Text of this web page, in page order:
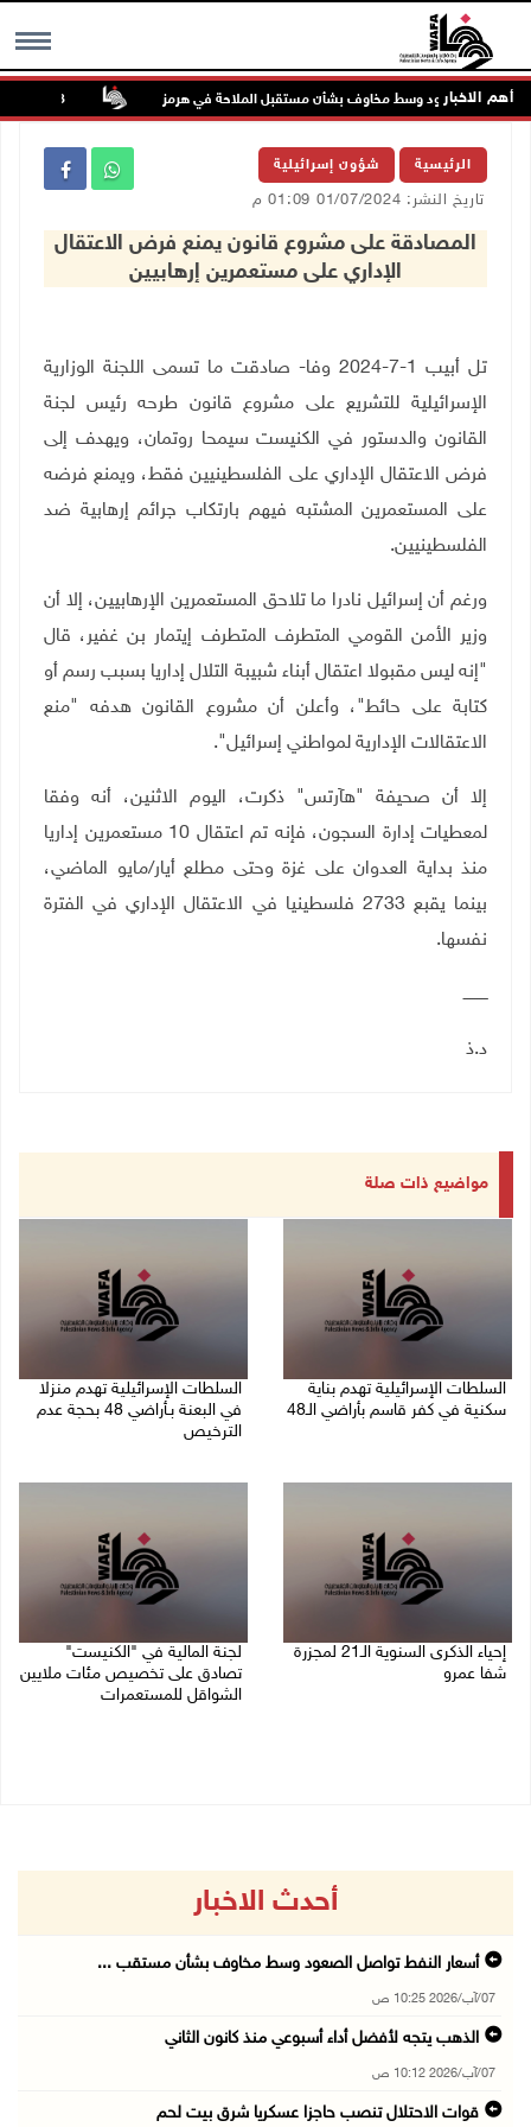
MENU أهم الاخبار
تواصل الصعود وسط مخاوف بشأن مستقبل الملاحة في هرمز 48 إصابة منذ بدء عدوان الاحتلال على مخيم قلنديا وكفر عقب شمال القدس
الرئيسية شؤون إسرائيلية
تاريخ النشر: 01/07/2024 01:09 م
المصادقة على مشروع قانون يمنع فرض الاعتقال
الإداري على مستعمرين إرهابيين
تل أبيب 1-7-2024 وفا- صادقت ما تسمى اللجنة الوزارية
الإسرائيلية للتشريع على مشروع قانون طرحه رئيس لجنة
القانون والدستور في الكنيست سيمحا روتمان، ويهدف إلى
فرض الاعتقال الإداري على الفلسطينيين فقط، ويمنع فرضه
على المستعمرين المشتبه فيهم بارتكاب جرائم إرهابية ضد
الفلسطينيين.
ورغم أن إسرائيل نادرا ما تلاحق المستعمرين الإرهابيين، إلا أن
وزير الأمن القومي المتطرف المتطرف إيتمار بن غفير، قال
"إنه ليس مقبولا اعتقال أبناء شبيبة التلال إداريا بسبب رسم أو
كتابة على حائط"، وأعلن أن مشروع القانون هدفه "منع
الاعتقالات الإدارية لمواطني إسرائيل".
إلا أن صحيفة "هآرتس" ذكرت، اليوم الاثنين، أنه وفقا
لمعطيات إدارة السجون، فإنه تم اعتقال 10 مستعمرين إداريا
منذ بداية العدوان على غزة وحتى مطلع أيار/مايو الماضي،
بينما يقبع 2733 فلسطينيا في الاعتقال الإداري في الفترة
نفسها.
ــــــــــ
د.ذ
مواضيع ذات صلة
السلطات الإسرائيلية تهدم بناية
سكنية في كفر قاسم بأراضي الـ48
السلطات الإسرائيلية تهدم منزلا
في البعنة بـأراضي 48 بحجة عدم
الترخيص
إحياء الذكرى السنوية الـ21 لمجزرة
شفا عمرو
لجنة المالية في "الكنيست"
تصادق على تخصيص مئات ملايين
الشواقل للمستعمرات
أحدث الاخبار
أسعار النفط تواصل الصعود وسط مخاوف بشأن مستقب ...
07/آب/2026 10:25 ص
الذهب يتجه لأفضل أداء أسبوعي منذ كانون الثاني
07/آب/2026 10:12 ص
قوات الاحتلال تنصب حاجزا عسكريا شرق بيت لحم